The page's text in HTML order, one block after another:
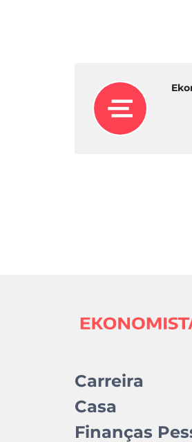
Carreira
Casa
Finanças